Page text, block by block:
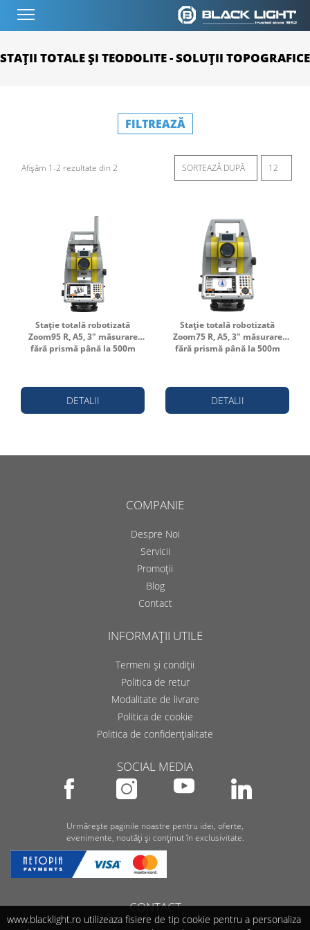
STAȚII TOTALE ȘI TEODOLITE - SOLUȚII TOPOGRAFICE
FILTREAZĂ
Afișăm 1-2 rezultate din 2
Stație totală robotizată
Zoom95 R, A5, 3" măsurare
fără prismă până la 500m
DETALII
Stație totală robotizată
Zoom75 R, A5, 3" măsurare
fără prismă până la 500m
DETALII
COMPANIE
Despre Noi
Servicii
Promoții
Blog
Contact
INFORMAȚII UTILE
Termeni și condiții
Politica de retur
Modalitate de livrare
Politica de cookie
Politica de confidențialitate
SOCIAL MEDIA
Urmărește paginile noastre pentru idei, oferte,
evenimente, noutăți și conținut în exclusivitate.
CONTACT
www.blacklight.ro utilizeaza fisiere de tip cookie pentru a personaliza